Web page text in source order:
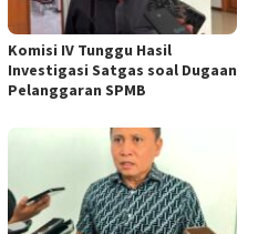
Komisi IV Tunggu Hasil
Investigasi Satgas soal Dugaan
Pelanggaran SPMB